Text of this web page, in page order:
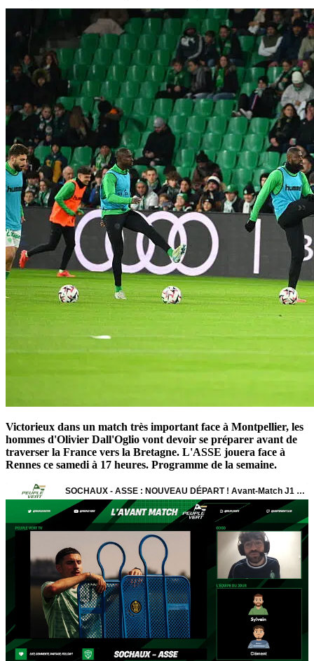
Victorieux dans un match très important face à Montpellier, les
hommes d'Olivier Dall'Oglio vont devoir se préparer avant de
traverser la France vers la Bretagne. L'ASSE jouera face à
Rennes ce samedi à 17 heures. Programme de la semaine.